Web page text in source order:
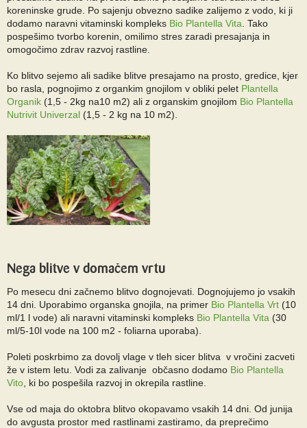
koreninske grude. Po sajenju obvezno sadike zalijemo z vodo, ki ji
dodamo naravni vitaminski kompleks Bio Plantella Vita . Tako
pospešimo tvorbo korenin, omilimo stres zaradi presajanja in
omogočimo zdrav razvoj rastline.
Ko blitvo sejemo ali sadike blitve presajamo na prosto, gredice, kjer
bo rasla, pognojimo z organkim gnojilom v obliki pelet Plantella
Organik (1,5 - 2kg na10 m2) ali z organskim gnojilom Bio Plantella
Nutrivit Univerzal (1,5 - 2 kg na 10 m2).
Nega blitve v domačem vrtu
Po mesecu dni začnemo blitvo dognojevati. Dognojujemo jo vsakih
14 dni. Uporabimo organska gnojila, na primer Bio Plantella Vrt (10
ml/1 l vode) ali naravni vitaminski kompleks Bio Plantella Vita (30
ml/5-10l vode na 100 m2 - foliarna uporaba).
Poleti poskrbimo za dovolj vlage v tleh sicer blitva v vročini zacveti
že v istem letu. Vodi za zalivanje občasno dodamo Bio Plantella
Vito , ki bo pospešila razvoj in okrepila rastline.
Vse od maja do oktobra blitvo okopavamo vsakih 14 dni. Od junija
do avgusta prostor med rastlinami zastiramo, da preprečimo